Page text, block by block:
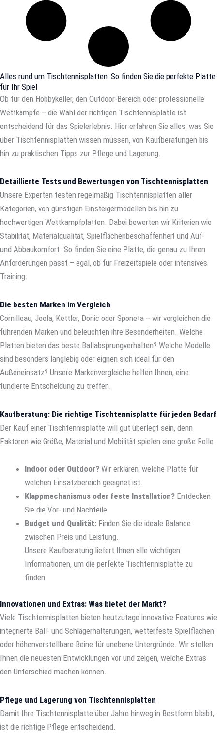
Alles rund um Tischtennisplatten: So finden Sie die perfekte Platte
für Ihr Spiel
Ob für den Hobbykeller, den Outdoor-Bereich oder professionelle
Wettkämpfe – die Wahl der richtigen Tischtennisplatte ist
entscheidend für das Spielerlebnis. Hier erfahren Sie alles, was Sie
über Tischtennisplatten wissen müssen, von Kaufberatungen bis
hin zu praktischen Tipps zur Pflege und Lagerung.
Detaillierte Tests und Bewertungen von Tischtennisplatten
Unsere Experten testen regelmäßig Tischtennisplatten aller
Kategorien, von günstigen Einsteigermodellen bis hin zu
hochwertigen Wettkampfplatten. Dabei bewerten wir Kriterien wie
Stabilität, Materialqualität, Spielflächenbeschaffenheit und Auf-
und Abbaukomfort. So finden Sie eine Platte, die genau zu Ihren
Anforderungen passt – egal, ob für Freizeitspiele oder intensives
Training.
Die besten Marken im Vergleich
Cornilleau, Joola, Kettler, Donic oder Sponeta – wir vergleichen die
führenden Marken und beleuchten ihre Besonderheiten. Welche
Platten bieten das beste Ballabsprungverhalten? Welche Modelle
sind besonders langlebig oder eignen sich ideal für den
Außeneinsatz? Unsere Markenvergleiche helfen Ihnen, eine
fundierte Entscheidung zu treffen.
Kaufberatung: Die richtige Tischtennisplatte für jeden Bedarf
Der Kauf einer Tischtennisplatte will gut überlegt sein, denn
Faktoren wie Größe, Material und Mobilität spielen eine große Rolle.
Indoor oder Outdoor? Wir erklären, welche Platte für
welchen Einsatzbereich geeignet ist.
Klappmechanismus oder feste Installation? Entdecken
Sie die Vor- und Nachteile.
Budget und Qualität: Finden Sie die ideale Balance
zwischen Preis und Leistung.
Unsere Kaufberatung liefert Ihnen alle wichtigen
Informationen, um die perfekte Tischtennisplatte zu
finden.
Innovationen und Extras: Was bietet der Markt?
Viele Tischtennisplatten bieten heutzutage innovative Features wie
integrierte Ball- und Schlägerhalterungen, wetterfeste Spielflächen
oder höhenverstellbare Beine für unebene Untergründe. Wir stellen
Ihnen die neuesten Entwicklungen vor und zeigen, welche Extras
den Unterschied machen können.
Pflege und Lagerung von Tischtennisplatten
Damit Ihre Tischtennisplatte über Jahre hinweg in Bestform bleibt,
ist die richtige Pflege entscheidend.